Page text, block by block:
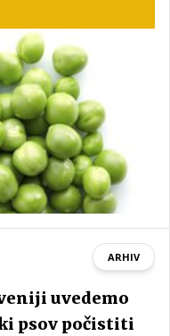
ARHIV
uvedemo
psov počistiti